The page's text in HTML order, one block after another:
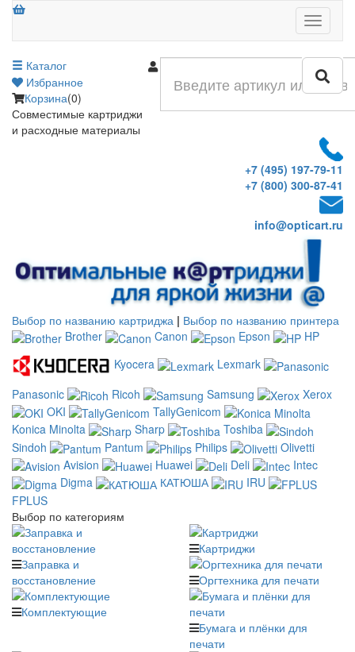
Меню
Каталог
Избранное
Корзина(0)
Совместимые картриджи
и расходные материалы
+7 (495) 197-79-11
+7 (800) 300-87-41
info@opticart.ru
Выбор по названию картриджа | Выбор по названию принтера
Brother
Canon Epson
HP
Kyocera
Lexmark
Panasonic
Ricoh Samsung
Xerox
OKI
TallyGenicom
Konica Minolta
Sharp
Toshiba
Sindoh
Pantum Philips
Olivetti
Avision
Huawei Deli
Intec
Digma
КАТЮША
IRU
FPLUS
Выбор по категориям
Заправка и
восстановление
Картриджи
Оргтехника для печати
Комплектующие
Бумага и плёнки для
печати